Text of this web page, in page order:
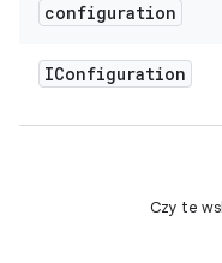
configuration
IConfiguration
Czy te